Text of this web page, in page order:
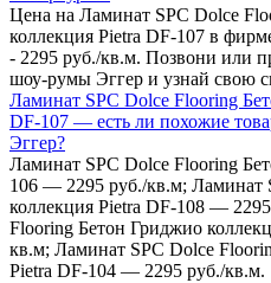
Цена на Ламинат SPC Dolce
коллекция Pietra DF-107 в
- 2295 руб./кв.м. Позвони или
шоу-румы Эггер и узнай свою
Ламинат SPC Dolce Flooring
DF-107 — есть ли похожие
Эггер?
Ламинат SPC Dolce Flooring
106 — 2295 руб./кв.м; Ламинат
коллекция Pietra DF-108 —
Flooring Бетон Гриджио
кв.м; Ламинат SPC Dolce
Pietra DF-104 — 2295 руб./кв.м.